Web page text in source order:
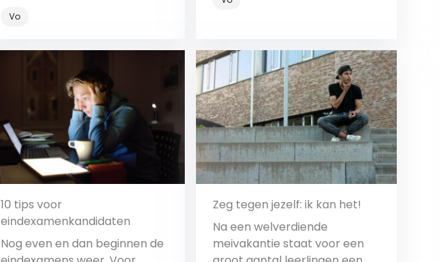
Vo
Bekijk
10 tips voor
eindexamenkandidaten
Nog even en dan beginnen de
Zeg tegen jezelf: ik kan het!
Na een welverdiende
meivakantie staat voor een